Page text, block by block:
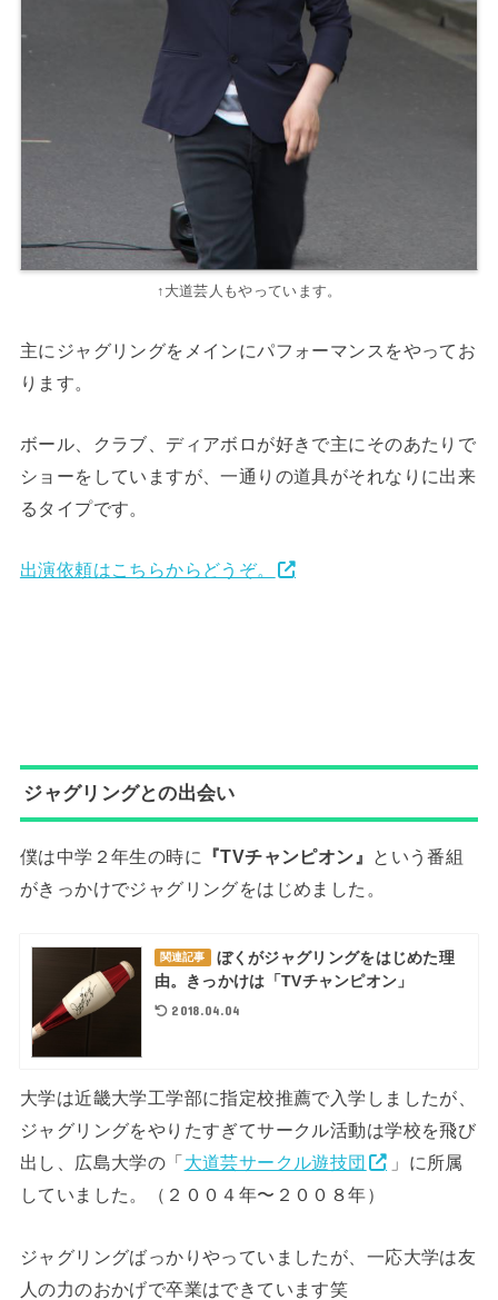
↑大道芸人もやっています。
主にジャグリングをメインにパフォーマンスをやってお
ります。
ボール、クラブ、ディアボロが好きで主にそのあたりで
ショーをしていますが、一通りの道具がそれなりに出来
るタイプです。
出演依頼はこちらからどうぞ。
ジャグリングとの出会い
僕は中学２年生の時に 『TVチャンピオン』
という番組
がきっかけでジャグリングをはじめました。
関連記事
ぼくがジャグリングをはじめた理
由。きっかけは「TVチャンピオン」
2018.04.04
大学は近畿大学工学部に指定校推薦で入学しましたが、
ジャグリングをやりたすぎてサークル活動は学校を飛び
出し、広島大学の「大道芸サークル遊技団
」に所属
していました。（２００４年〜２００８年）
ジャグリングばっかりやっていましたが、一応大学は友
人の力のおかげで卒業はできています笑